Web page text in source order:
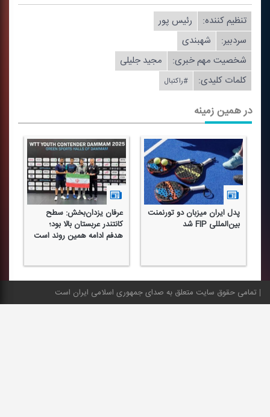
تنظیم كننده:
رئیس پور
سردبیر:
شهبندی
شخصیت مهم خبری:
مجید جلیلی
کلمات کلیدی:
#راكتبال
در همین زمینه
پدل ایران میزبان دو تورنمنت
بین‌المللی FIP شد
عرفان یزدان‌بخش: سطح
كانتندر عربستان بالا بود؛
هدفم ادامه همین روند است
تمامی حقوق سایت متعلق به صدای جمهوری اسلامی ایران است